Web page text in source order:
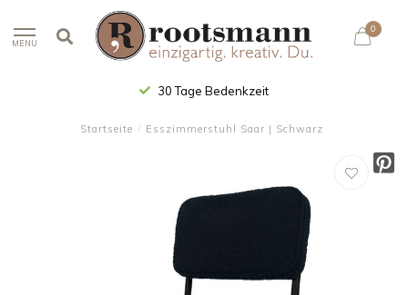
MENU
0
30 Tage Bedenkzeit
Startseite / Esszimmerstuhl Saar | Schwarz